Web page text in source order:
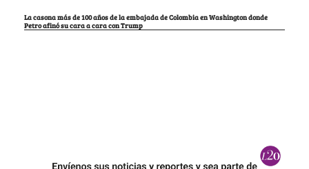
La casona más de 100 años de la embajada de Colombia en Washington donde
Petro afinó su cara a cara con Trump